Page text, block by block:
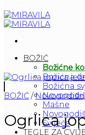
BOŽIĆ
Božićne
Božićna
Božićna
Mašne
Svijeće
TEGLE ZA
BOŽIĆ /
Ogrlica